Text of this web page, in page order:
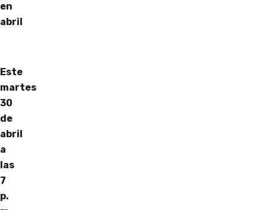
en
abril
Este
martes
30
de
abril
a
las
7
p.